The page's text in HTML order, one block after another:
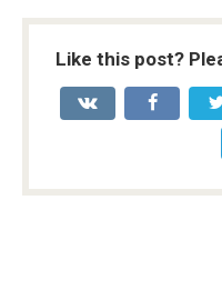
Like this post?